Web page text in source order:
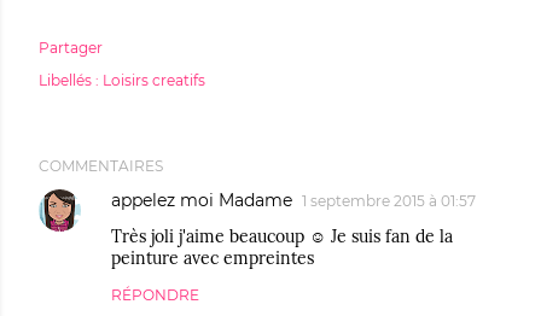
Partager
Libellés : Loisirs creatifs
COMMENTAIRES
appelez moi Madame 1 septembre 2015 à 01:57
Très joli j'aime beaucoup ☺ Je suis fan de la
peinture avec empreintes
RÉPONDRE